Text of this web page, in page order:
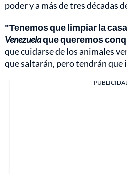
poder y a más de tres décadas
"Tenemos que limpiar la
Venezuelaque queremos
que cuidarse de los animales
que saltarán, pero tendrán que